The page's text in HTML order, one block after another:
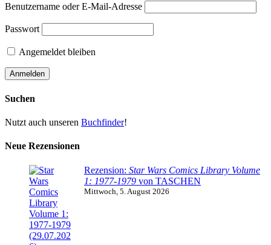
Benutzername oder E-Mail-Adresse
Passwort
Angemeldet bleiben
Suchen
Nutzt auch unseren Buchfinder!
Neue Rezensionen
Rezension: Star Wars Comics Library Volume
1: 1977-1979 von TASCHEN
Mittwoch, 5. August 2026